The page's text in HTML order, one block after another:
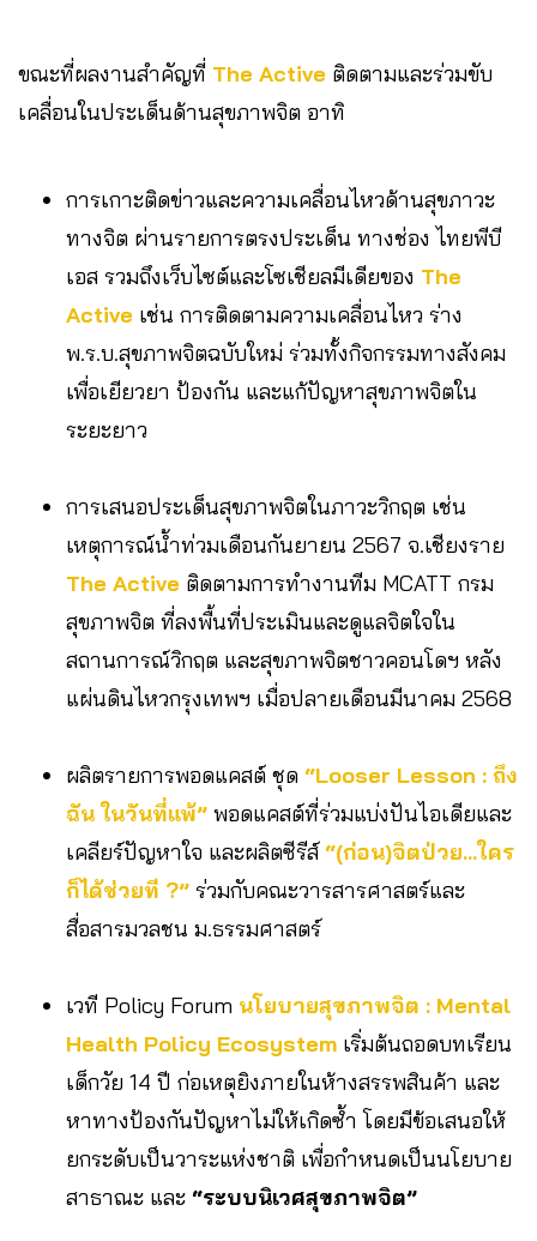
ขณะที่ผลงานสำคัญที่ The Active ติดตามและร่วมขับ
เคลื่อนในประเด็นด้านสุขภาพจิต อาทิ
การเกาะติดข่าวและความเคลื่อนไหวด้านสุขภาวะ
ทางจิต ผ่านรายการตรงประเด็น ทางช่อง ไทยพีบี
เอส รวมถึงเว็บไซต์และโซเชียลมีเดียของ The
Active เช่น การติดตามความเคลื่อนไหว ร่าง
พ.ร.บ.สุขภาพจิตฉบับใหม่ ร่วมทั้งกิจกรรมทางสังคม
เพื่อเยียวยา ป้องกัน และแก้ปัญหาสุขภาพจิตใน
ระยะยาว
การเสนอประเด็นสุขภาพจิตในภาวะวิกฤต เช่น
เหตุการณ์น้ำท่วมเดือนกันยายน 2567 จ.เชียงราย
The Active ติดตามการทำงานทีม MCATT กรม
สุขภาพจิต ที่ลงพื้นที่ประเมินและดูแลจิตใจใน
สถานการณ์วิกฤต และสุขภาพจิตชาวคอนโดฯ หลัง
แผ่นดินไหวกรุงเทพฯ เมื่อปลายเดือนมีนาคม 2568
ผลิตรายการพอดแคสต์ ชุด “Looser Lesson : ถึง
ฉัน ในวันที่แพ้” พอดแคสต์ที่ร่วมแบ่งปันไอเดียและ
เคลียร์ปัญหาใจ และผลิตซีรีส์ “(ก่อน)จิตป่วย…ใคร
ก็ได้ช่วยที ?” ร่วมกับคณะวารสารศาสตร์และ
สื่อสารมวลชน ม.ธรรมศาสตร์
เวที Policy Forum นโยบายสุขภาพจิต : Mental
Health Policy Ecosystem เริ่มต้นถอดบทเรียน
เด็กวัย 14 ปี ก่อเหตุยิงภายในห้างสรรพสินค้า และ
หาทางป้องกันปัญหาไม่ให้เกิดซ้ำ โดยมีข้อเสนอให้
ยกระดับเป็นวาระแห่งชาติ เพื่อกำหนดเป็นนโยบาย
สาธาณะ และ “ระบบนิเวศสุขภาพจิต”